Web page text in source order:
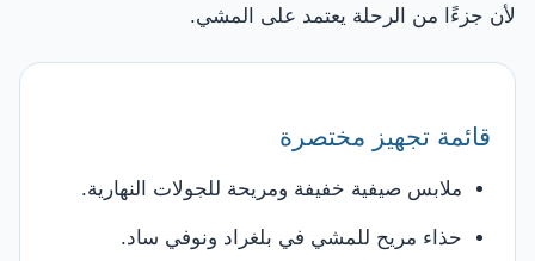
لأن جزءًا من الرحلة يعتمد على المشي.
قائمة تجهيز مختصرة
ملابس صيفية خفيفة ومريحة للجولات النهارية.
حذاء مريح للمشي في بلغراد ونوفي ساد.